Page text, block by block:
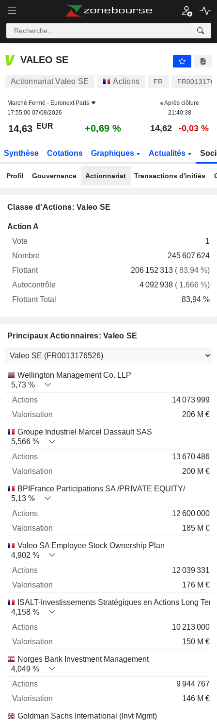
VALEO SE
VALEO SE
Actionnariat Valeo SE Actions FR
Marché Fermé - Euronext Paris
17:55:00 07/08/2026
Après clôture
21:40:38
14,63 EUR +0,69 % 14,62 -0,03 %
Synthèse Cotations Graphiques Actualités
Profil Gouvernance Actionnariat Transactions d'initiés
Classe d'Actions: Valeo SE
Action A
1
245 607 624
206 152 313 ( 83,94 %)
4 092 938 ( 1,666 %)
83,94 %
Principaux Actionnaires: Valeo SE
Nom Actions % Valorisation
Wellington Management Co. LLP
5,73 %
14 073 999
206 M €
Groupe Industriel Marcel Dassault SAS
5,566 %
13 670 486
200 M €
BPIFrance Participations SA /PRIVATE EQUITY/
5,13 %
12 600 000
185 M €
Valeo SA Employee Stock Ownership Plan
4,902 %
12 039 331
176 M €
ISALT-Investissements Stratégiques en Actions Long
4,158 %
10 213 000
150 M €
Norges Bank Investment Management
4,049 %
9 944 767
146 M €
Goldman Sachs International (Invt Mgmt)